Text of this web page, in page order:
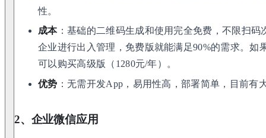
性。
成本：基础的二维码生成和使用完全免费，不限扫
企业进行出入管理，免费版就能满足90%的需求。如
可以购买高级版（1280元/年）。
优势 ：无需开发App，易用性高，部署简单，目前有
2、企业微信应用